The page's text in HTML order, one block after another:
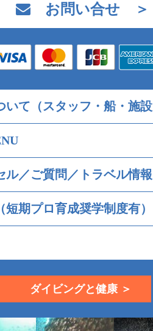
お問い合せ ＞
いて（スタッフ・船・施
ル／ご質問／トラベル情報
短期プロ育成奨学制度有）
ダイビングと健康 ＞